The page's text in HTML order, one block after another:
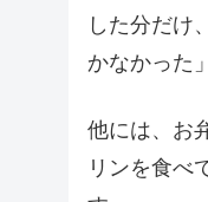
した分だけ
かなかった
他には、お
リンを食べ